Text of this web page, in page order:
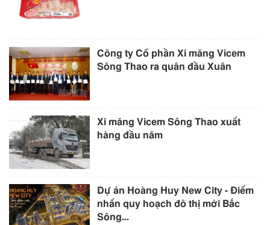
Công ty Cổ phần Xi măng Vicem
Sông Thao ra quân đầu Xuân
Xi măng Vicem Sông Thao xuất
hàng đầu năm
Dự án Hoàng Huy New City - Điểm
nhấn quy hoạch đô thị mới Bắc
Sông...